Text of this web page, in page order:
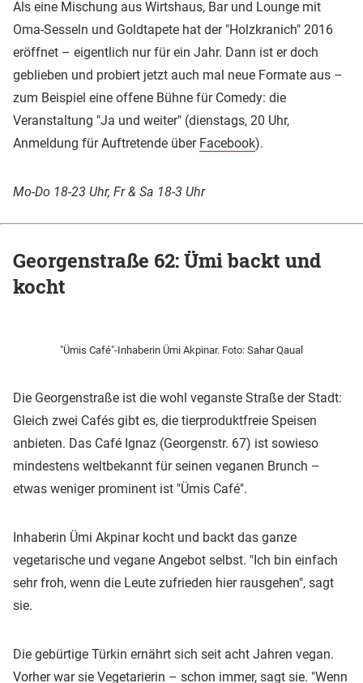
Als eine Mischung aus Wirtshaus, Bar und Lounge mit
Oma-Sesseln und Goldtapete hat der "Holzkranich" 2016
eröffnet – eigentlich nur für ein Jahr. Dann ist er doch
geblieben und probiert jetzt auch mal neue Formate aus –
zum Beispiel eine offene Bühne für Comedy: die
Veranstaltung "Ja und weiter" (dienstags, 20 Uhr,
Anmeldung für Auftretende über Facebook).
Mo-Do 18-23 Uhr, Fr & Sa 18-3 Uhr
Georgenstraße 62: Ümi backt und
kocht
"Ümis Café"-Inhaberin Ümi Akpinar. Foto: Sahar Qaual
Die Georgenstraße ist die wohl veganste Straße der Stadt:
Gleich zwei Cafés gibt es, die tierproduktfreie Speisen
anbieten. Das Café Ignaz (Georgenstr. 67) ist sowieso
mindestens weltbekannt für seinen veganen Brunch –
etwas weniger prominent ist "Ümis Café".
Inhaberin Ümi Akpinar kocht und backt das ganze
vegetarische und vegane Angebot selbst. "Ich bin einfach
sehr froh, wenn die Leute zufrieden hier rausgehen", sagt
sie.
Die gebürtige Türkin ernährt sich seit acht Jahren vegan.
Vorher war sie Vegetarierin – schon immer, sagt sie. "Wenn